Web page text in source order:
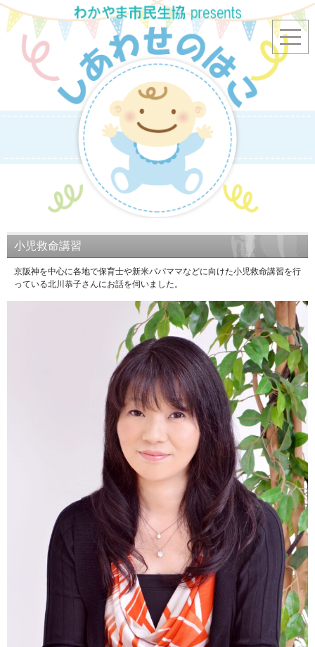
小児救命講習
京阪神を中心に各地で保育士や新米パパママなどに向けた小児救命講習を行
っている北川恭子さんにお話を伺いました。